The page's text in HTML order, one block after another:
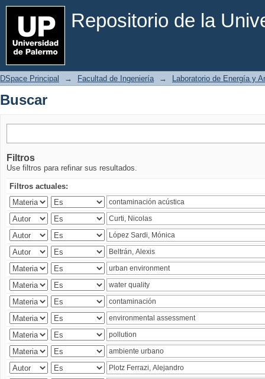
Repositorio de la
Buscar
DSpace Principal → Facultad de Ingeniería → Laboratorio de Energía y
Buscar
Filtros
Use filtros para refinar sus resultados.
Filtros actuales: